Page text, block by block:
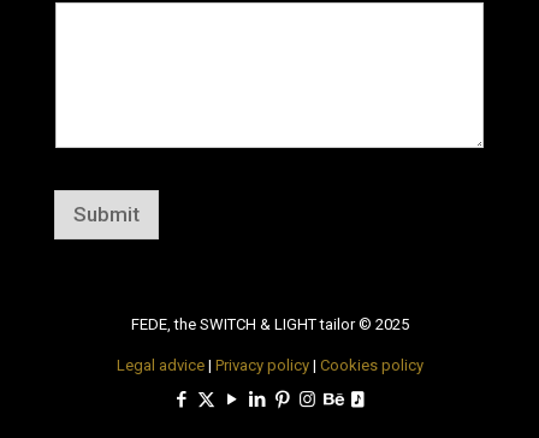
Submit
FEDE, the SWITCH & LIGHT tailor © 2025
Legal advice| Privacy policy| Cookies policy